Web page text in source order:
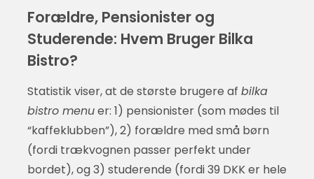
Forældre, Pensionister og
Studerende: Hvem Bruger Bilka
Bistro?
Statistik viser, at de største brugere af bilka
bistro menuer: 1) pensionister (som mødes til
“kaffeklubben”), 2) forældre med små børn
(fordi trækvognen passer perfekt under
bordet), og 3) studerende (fordi 39 DKK er hele